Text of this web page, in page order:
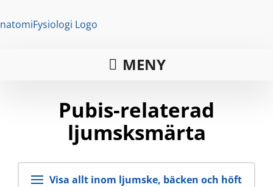
MENY
Pubis-relaterad
ljumsksmärta
Visa allt inom ljumske, bäcken och höft